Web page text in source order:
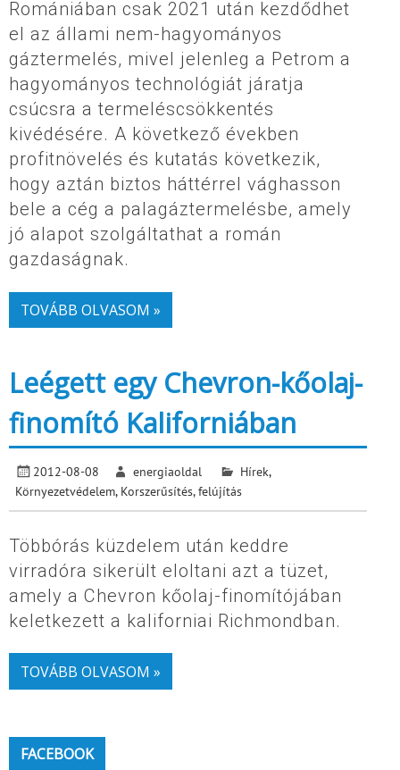
Romániában csak 2021 után kezdődhet
el az állami nem-hagyományos
gáztermelés, mivel jelenleg a Petrom a
hagyományos technológiát járatja
csúcsra a termeléscsökkentés
kivédésére. A következő években
profitnövelés és kutatás következik,
hogy aztán biztos háttérrel vághasson
bele a cég a palagáztermelésbe, amely
jó alapot szolgáltathat a román
gazdaságnak.
TOVÁBB OLVASOM »
Leégett egy Chevron-kőolaj-
finomító Kaliforniában
2012-08-08 energiaoldal Hírek,
Környezetvédelem, Korszerűsítés, felújítás
Többórás küzdelem után keddre
virradóra sikerült eloltani azt a tüzet,
amely a Chevron kőolaj-finomítójában
keletkezett a kaliforniai Richmondban.
TOVÁBB OLVASOM »
FACEBOOK